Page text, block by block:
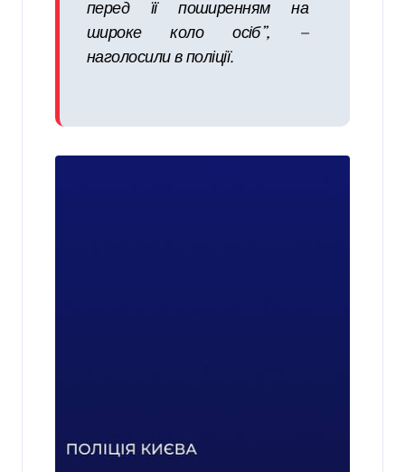
перед її поширенням на
широке коло осіб”, —
наголосили в поліції.